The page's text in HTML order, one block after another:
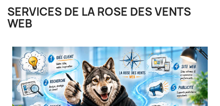
SERVICES DE LA ROSE DES VENTS
WEB